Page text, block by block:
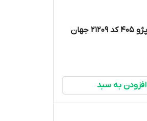
لنت ترمز جلو پژو 405 کد 21209 جهان
افزودن به سبد